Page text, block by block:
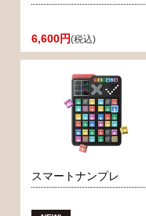
6,600円(税込)
スマートナンプレ